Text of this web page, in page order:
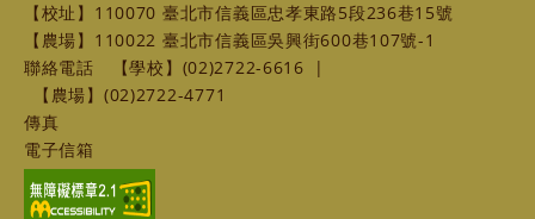
【校址】110070 臺北市信義區忠孝東路5段236巷15號
【農場】110022 臺北市信義區吳興街600巷107號-1
聯絡電話
【學校】(02)2722-6616
|
【農場】(02)2722-4771
傳真
電子信箱